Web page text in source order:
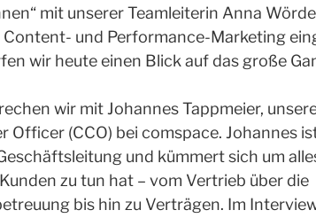
mit unserer Teamleiterin Anna
Content- und Performance-Marketing
wir heute einen Blick auf das große
wir mit Johannes Tappmeier,
Officer (CCO) bei comspace. Johannes
und kümmert sich um
zu tun hat – vom Vertrieb über die
bis hin zu Verträgen. Im